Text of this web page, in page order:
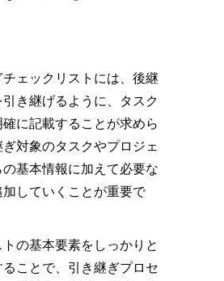
ェックリストには、後継
き継げるように、タスク
に記載することが求めら
対象のタスクやプロジェ
基本情報に加えて必要な
していくことが重要で
の基本要素をしっかりと
ことで、引き継ぎプロセ